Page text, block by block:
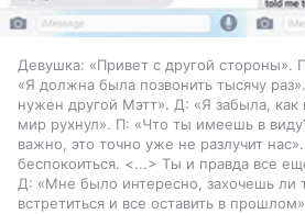
Девушка: «Привет с другой стороны».
«Я должна была позвонить тысячу
нужен другой Мэтт». Д: «Я забыла, как
мир рухнул». П: «Что ты имеешь в
важно, это точно уже не разлучит
беспокоиться. <...> Ты и правда все
Д: «Мне было интересно, захочешь ли
встретиться и все оставить в